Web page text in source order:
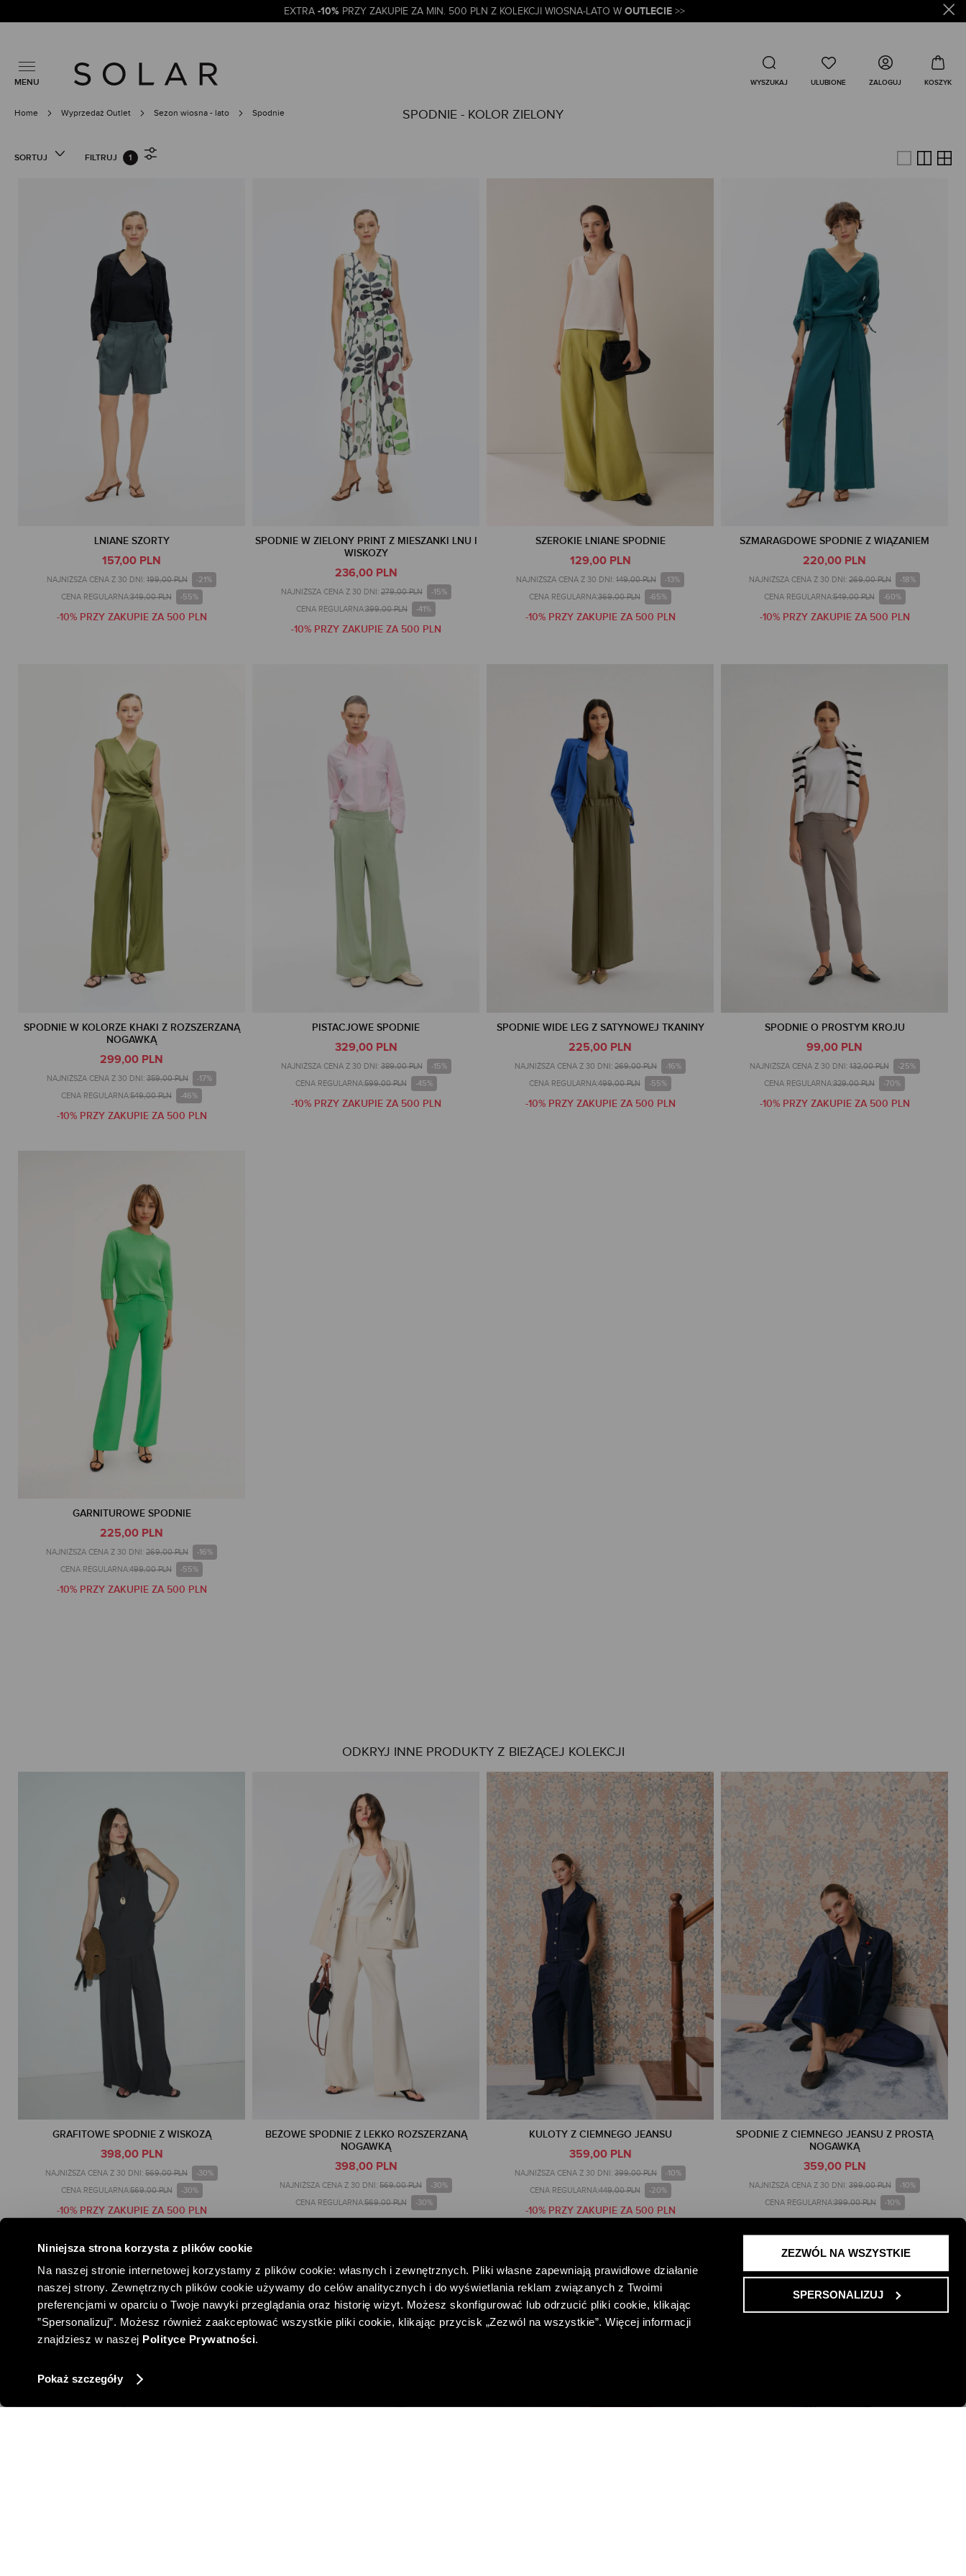
Niniejsza strona korzysta z plików cookie
Na naszej stronie internetowej korzystamy z plików cookie: własnych i zewnętrznych. Pliki własne zapewniają prawidłowe działanie
naszej strony. Zewnętrznych plików cookie używamy do celów analitycznych i do wyświetlania reklam związanych z Twoimi
preferencjami w oparciu o Twoje nawyki przeglądania oraz historię wizyt. Możesz skonfigurować lub odrzucić pliki cookie, klikając
”Spersonalizuj”. Możesz również zaakceptować wszystkie pliki cookie, klikając przycisk „Zezwól na wszystkie”. Więcej informacji
znajdziesz w naszej Polityce Prywatności.
Pokaż szczegóły
ZEZWÓL NA WSZYSTKIE
SPERSONALIZUJ
EXTRA -10% PRZY ZAKUPIE ZA MIN. 500 PLN Z KOLEKCJI WIOSNA-LATO W OUTLECIE >>
MENU ZALOGUJ
Home Wyprzedaż Outlet Sezon wiosna - lato Spodnie SPODNIE - KOLOR ZIELONY
SORTUJ FILTRUJ 1
LNIANE SZORTY
157,00 PLN
NAJNIŻSZA CENA Z 30 DNI: 199,00 PLN -21%
CENA REGULARNA:349,00 PLN -55%
-10% PRZY ZAKUPIE ZA 500 PLN
SPODNIE W ZIELONY PRINT Z MIESZANKI LNU I
WISKOZY
236,00 PLN
NAJNIŻSZA CENA Z 30 DNI: 279,00 PLN -15%
CENA REGULARNA:399,00 PLN -41%
-10% PRZY ZAKUPIE ZA 500 PLN
SZEROKIE LNIANE SPODNIE
129,00 PLN
NAJNIŻSZA CENA Z 30 DNI: 149,00 PLN -13%
CENA REGULARNA:369,00 PLN -65%
-10% PRZY ZAKUPIE ZA 500 PLN
SZMARAGDOWE SPODNIE Z WIĄZANIEM
220,00 PLN
NAJNIŻSZA CENA Z 30 DNI: 269,00 PLN -18%
CENA REGULARNA:549,00 PLN -60%
-10% PRZY ZAKUPIE ZA 500 PLN
SPODNIE W KOLORZE KHAKI Z ROZSZERZANĄ
NOGAWKĄ
299,00 PLN
NAJNIŻSZA CENA Z 30 DNI: 359,00 PLN -17%
CENA REGULARNA:549,00 PLN -46%
-10% PRZY ZAKUPIE ZA 500 PLN
PISTACJOWE SPODNIE
329,00 PLN
NAJNIŻSZA CENA Z 30 DNI: 389,00 PLN -15%
CENA REGULARNA:599,00 PLN -45%
-10% PRZY ZAKUPIE ZA 500 PLN
SPODNIE WIDE LEG Z SATYNOWEJ TKANINY
225,00 PLN
NAJNIŻSZA CENA Z 30 DNI: 269,00 PLN -16%
CENA REGULARNA:499,00 PLN -55%
-10% PRZY ZAKUPIE ZA 500 PLN
SPODNIE O PROSTYM KROJU
99,00 PLN
NAJNIŻSZA CENA Z 30 DNI: 132,00 PLN -25%
CENA REGULARNA:329,00 PLN -70%
-10% PRZY ZAKUPIE ZA 500 PLN
GARNITUROWE SPODNIE
225,00 PLN
NAJNIŻSZA CENA Z 30 DNI: 269,00 PLN -16%
CENA REGULARNA:499,00 PLN -55%
-10% PRZY ZAKUPIE ZA 500 PLN
ODKRYJ INNE PRODUKTY Z BIEŻĄCEJ KOLEKCJI
GRAFITOWE SPODNIE Z WISKOZĄ
398,00 PLN
NAJNIŻSZA CENA Z 30 DNI: 569,00 PLN -30%
CENA REGULARNA:569,00 PLN -30%
-10% PRZY ZAKUPIE ZA 500 PLN
BEŻOWE SPODNIE Z LEKKO ROZSZERZANĄ
NOGAWKĄ
398,00 PLN
NAJNIŻSZA CENA Z 30 DNI: 569,00 PLN -30%
CENA REGULARNA:569,00 PLN -30%
KULOTY Z CIEMNEGO JEANSU
359,00 PLN
NAJNIŻSZA CENA Z 30 DNI: 399,00 PLN -10%
CENA REGULARNA:449,00 PLN -20%
-10% PRZY ZAKUPIE ZA 500 PLN
SPODNIE Z CIEMNEGO JEANSU Z PROSTĄ
NOGAWKĄ
359,00 PLN
NAJNIŻSZA CENA Z 30 DNI: 399,00 PLN -10%
CENA REGULARNA:399,00 PLN -10%